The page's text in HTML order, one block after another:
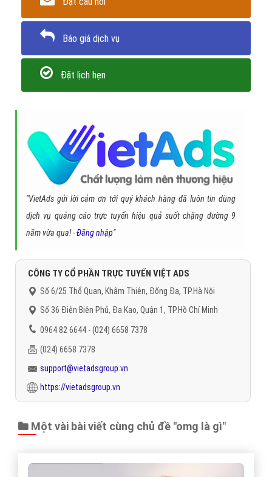
Báo giá dịch vụ
Đặt lịch hẹn
"VietAds gửi lời cảm ơn tới quý khách hàng đã luôn tin dùng
dịch vụ quảng cáo trực tuyến hiệu quả suốt chặng đường 9
năm vừa qua! -Đăng nhập"
CÔNG TY CỔ PHẦN TRỰC TUYẾN VIỆT ADS
Số 6/25 Thổ Quan, Khâm Thiên, Đống Đa, TP.Hà Nội
Số 36 Điện Biên Phủ, Đa Kao, Quận 1, TP.Hồ Chí Minh
0964 82 6644 - (024) 6658 7378
(024) 6658 7378
support@vietadsgroup.vn
https://vietadsgroup.vn
Một vài bài viết cùng chủ đề "omg là gì"